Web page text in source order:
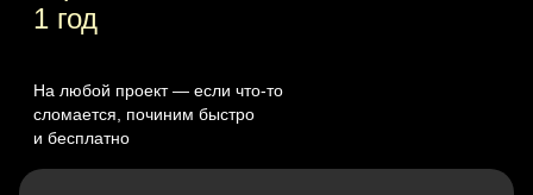
1 год
На любой проект — если что‑то
сломается, починим быстро
и бесплатно